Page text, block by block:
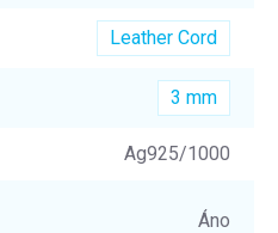
Leather Cord
3 mm
Ag925/1000
Áno